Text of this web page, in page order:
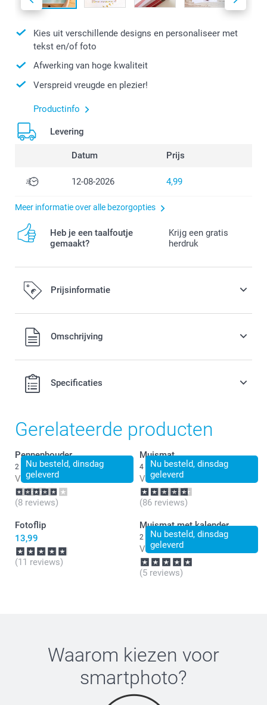
Kies uit verschillende designs en personaliseer met
tekst en/of foto
Afwerking van hoge kwaliteit
Verspreid vreugde en plezier!
Productinfo
Levering
Datum Prijs
12-08-2026 4,99
Meer informatie over alle bezorgopties
Heb je een taalfoutje
gemaakt?
Krijg een gratis
herdruk
Prijsinformatie
Alle prijzen zijn in EURO (€) inclusief BTW en exclusief
verzendkosten.Omschrijving
Specificaties
Gerelateerde producten
Nu besteld, dinsdag
geleverd
Pennenhouder
2 varianten
Vanaf 13,99
(8 reviews)
Nu besteld, dinsdag
geleverd
Muismat
4 varianten
Vanaf 10,99
(86 reviews)
Fotoflip
13,99
(11 reviews)
Nu besteld, dinsdag
geleverd
Muismat met kalender
2 varianten
Vanaf 10,99
(5 reviews)
Waarom kiezen voor
smartphoto?